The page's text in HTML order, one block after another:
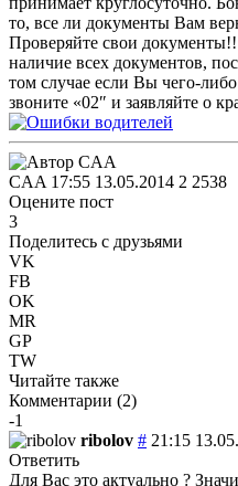
то, все ли документы Вам
Проверяйте свои
наличие всех документов,
том случае если Вы чего-
звоните «02″ и заявляйте о
CAA 17:55 13.05.2014 2 2538
Оцените пост
3
Поделитесь с друзьями
VK
FB
OK
MR
GP
TW
Читайте также
Комментарии (2)
-1
ribolov # 21:15
Ответить
Для Вас это актуально ?